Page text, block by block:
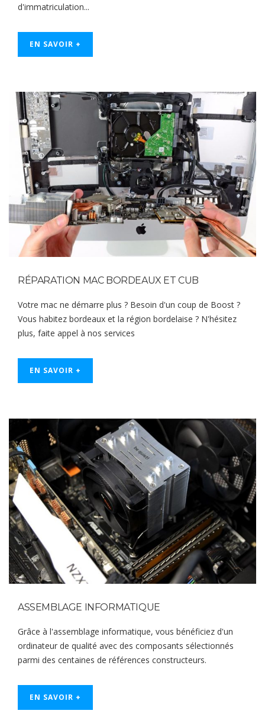
d'immatriculation...
EN SAVOIR +
RÉPARATION MAC BORDEAUX ET CUB
Votre mac ne démarre plus ? Besoin d'un coup de Boost ?
Vous habitez bordeaux et la région bordelaise ? N'hésitez
plus, faite appel à nos services
EN SAVOIR +
ASSEMBLAGE INFORMATIQUE
Grâce à l'assemblage informatique, vous bénéficiez d'un
ordinateur de qualité avec des composants sélectionnés
parmi des centaines de références constructeurs.
EN SAVOIR +